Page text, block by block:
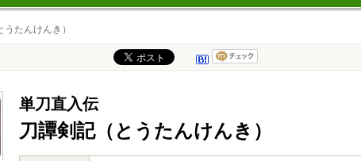
たんけんき）
単刀直入伝
刀譚剣記（とうたんけんき）